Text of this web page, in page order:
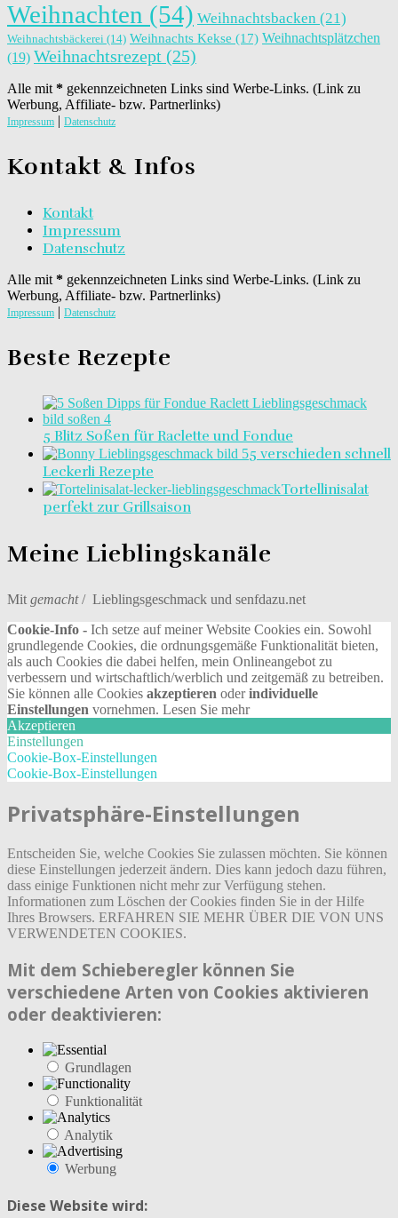
Weihnachten (54) Weihnachtsbacken (21)
Weihnachtsbäckerei (14) Weihnachts Kekse (17) Weihnachtsplätzchen
(19) Weihnachtsrezept (25)
Alle mit * gekennzeichneten Links sind Werbe-Links. (Link zu
Werbung, Affiliate- bzw. Partnerlinks)
Impressum | Datenschutz
Kontakt & Infos
Kontakt
Impressum
Datenschutz
Alle mit * gekennzeichneten Links sind Werbe-Links. (Link zu
Werbung, Affiliate- bzw. Partnerlinks)
Impressum | Datenschutz
Beste Rezepte
5 Blitz Soßen für Raclette und Fondue
5 verschieden schnell
Leckerli Rezepte
Tortellinisalat
perfekt zur Grillsaison
Meine Lieblingskanäle
Mit gemacht/ Lieblingsgeschmack und senfdazu.net
Cookie-Info - Ich setze auf meiner Website Cookies ein. Sowohl
grundlegende Cookies, die ordnungsgemäße Funktionalität bieten,
als auch Cookies die dabei helfen, mein Onlineangebot zu
verbessern und wirtschaftlich/werblich und zeitgemäß zu betreiben.
Sie können alle Cookies akzeptieren oderindividuelle
Einstellungen vornehmen. Lesen Sie mehr
Akzeptieren
Einstellungen
Cookie-Box-Einstellungen
Cookie-Box-Einstellungen
Privatsphäre-Einstellungen
Entscheiden Sie, welche Cookies Sie zulassen möchten. Sie können
diese Einstellungen jederzeit ändern. Dies kann jedoch dazu führen,
dass einige Funktionen nicht mehr zur Verfügung stehen.
Informationen zum Löschen der Cookies finden Sie in der Hilfe
Ihres Browsers. ERFAHREN SIE MEHR ÜBER DIE VON UNS
VERWENDETEN COOKIES.
Mit dem Schieberegler können Sie
verschiedene Arten von Cookies aktivieren
oder deaktivieren:
Grundlagen
Funktionalität
Analytik
Werbung
Diese Website wird: